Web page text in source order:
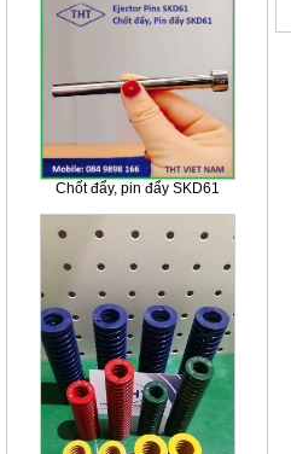
Chốt đẩy, pin đẩy SKD61